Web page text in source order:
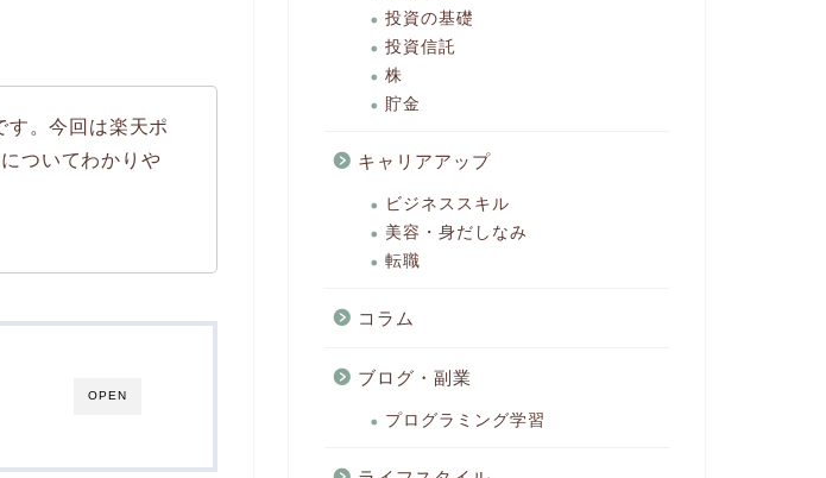
す。今回は楽天ポ
ついてわかりや
OPEN
投資の基礎
投資信託
株
貯金
キャリアアップ
ビジネススキル
美容・身だしなみ
転職
コラム
ブログ・副業
プログラミング学習